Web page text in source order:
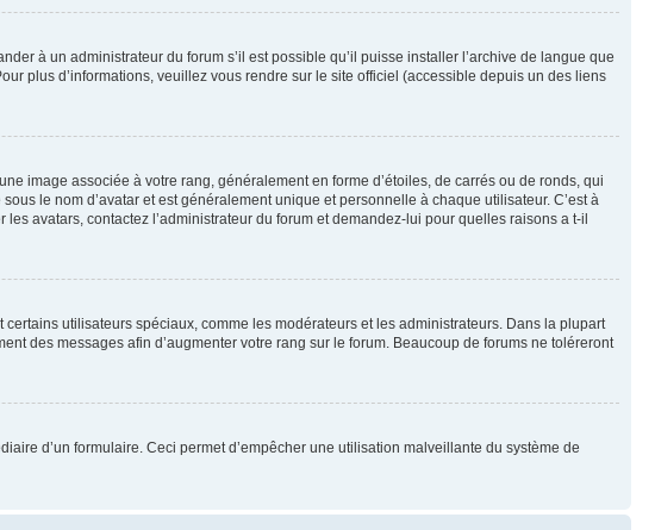
à un administrateur du forum s’il est possible qu’il puisse installer l’archive de langue que
plus d’informations, veuillez vous rendre sur le site officiel (accessible depuis un des liens
image associée à votre rang, généralement en forme d’étoiles, de carrés ou de ronds, qui
le nom d’avatar et est généralement unique et personnelle à chaque utilisateur. C’est à
avatars, contactez l’administrateur du forum et demandez-lui pour quelles raisons a t-il
utilisateurs spéciaux, comme les modérateurs et les administrateurs. Dans la plupart
des messages afin d’augmenter votre rang sur le forum. Beaucoup de forums ne toléreront
d’un formulaire. Ceci permet d’empêcher une utilisation malveillante du système de